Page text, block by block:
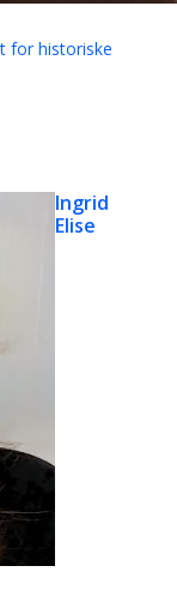
for historiske
Ingrid
Elise